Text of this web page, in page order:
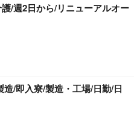
/週2日から/リニューアルオー
造/即入寮/製造・工場/日勤/日